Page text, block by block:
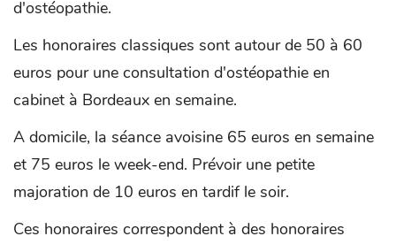
d'ostéopathie.
Les honoraires classiques sont autour de 50 à 60
euros pour une consultation d'ostéopathie en
cabinet à Bordeaux en semaine.
A domicile, la séance avoisine 65 euros en semaine
et 75 euros le week-end. Prévoir une petite
majoration de 10 euros en tardif le soir.
Ces honoraires correspondent à des honoraires